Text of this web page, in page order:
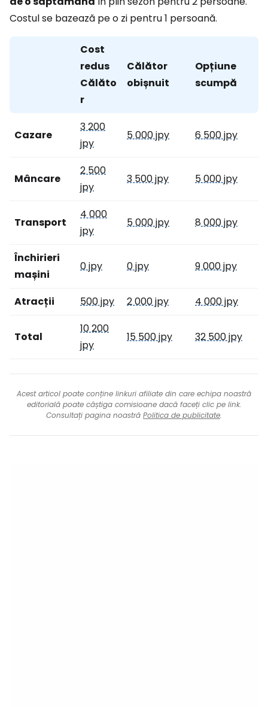
Costul se bazează pe o zi pentru 1 persoană.
Cost
redus
Călăto
r
Călător
obișnuit
Opțiune
scumpă
Cazare
3 200
jpy
5 000 jpy 6 500 jpy
Mâncare
2 500
jpy
3 500 jpy 5 000 jpy
Transport
4 000
jpy
5 000 jpy 8 000 jpy
Închirieri
mașini
0 jpy 0 jpy 9 000 jpy
Atracții 500 jpy 2 000 jpy 4 000 jpy
Total
10 200
jpy
15 500 jpy 32 500 jpy
Acest articol poate conține linkuri afiliate din care echipa noastră
editorială poate câștiga comisioane dacă faceți clic pe link.
Consultați pagina noastră Politica de publicitate.